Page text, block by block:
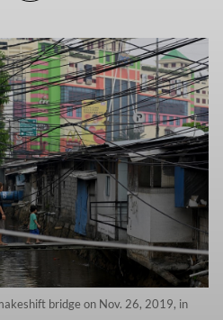
bridge on Nov. 26, 2019, in